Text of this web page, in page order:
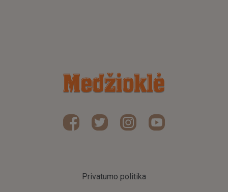
Privatumo politika